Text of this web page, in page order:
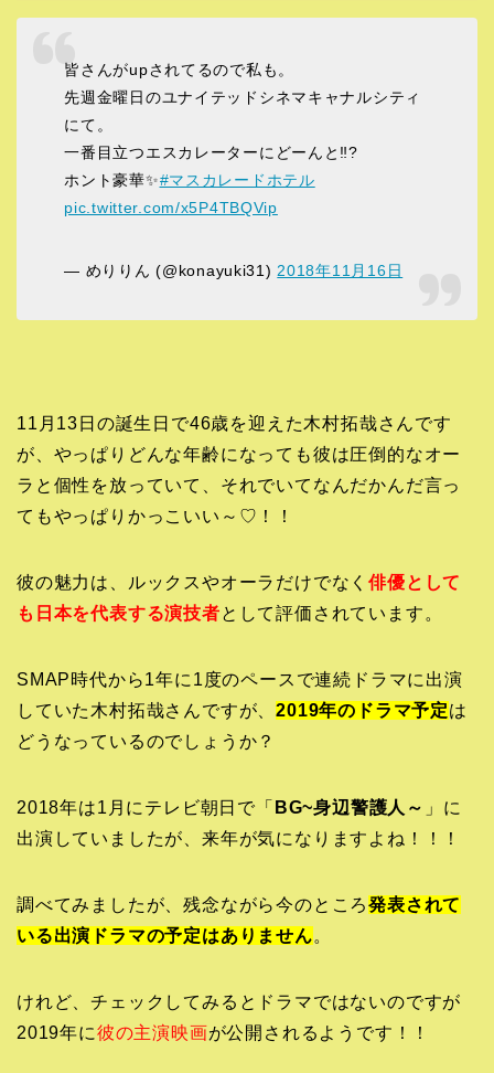
皆さんがupされてるので私も。
先週金曜日のユナイテッドシネマキャナルシティ
にて。
一番目立つエスカレーターにどーんと‼️?
ホント豪華✨#マスカレードホテル
pic.twitter.com/x5P4TBQVip
— めりりん (@konayuki31) 2018年11月16日
11月13日の誕生日で46歳を迎えた木村拓哉さんです
が、やっぱりどんな年齢になっても彼は圧倒的なオー
ラと個性を放っていて、それでいてなんだかんだ言っ
てもやっぱりかっこいい～♡！！
彼の魅力は、ルックスやオーラだけでなく俳優として
も日本を代表する演技者として評価されています。
SMAP時代から1年に1度のペースで連続ドラマに出演
していた木村拓哉さんですが、2019年のドラマ予定は
どうなっているのでしょうか？
2018年は1月にテレビ朝日で「 BG~身辺警護人～ 」に
出演していましたが、来年が気になりますよね！！！
調べてみましたが、残念ながら今のところ発表されて
いる出演ドラマの予定はありません。
けれど、チェックしてみるとドラマではないのですが
2019年に彼の主演映画が公開されるようです！！